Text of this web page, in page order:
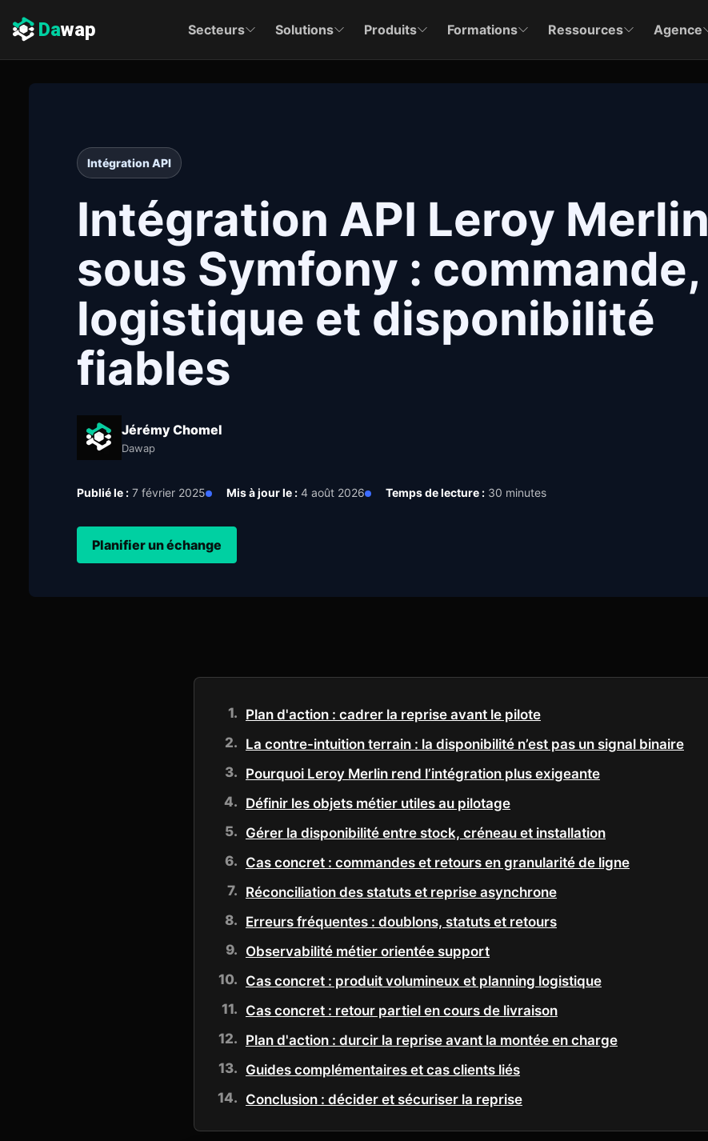
Dawap Secteurs Solutions Produits Formations Ressources Agence
Intégration API
Intégration API Leroy Merlin
sous Symfony : commande,
logistique et disponibilité
fiables
Jérémy Chomel
Dawap
Publié le : 7 février 2025 Mis à jour le : 4 août 2026 Temps de lecture : 30 minutes
Planifier un échange
Plan d'action : cadrer la reprise avant le pilote
La contre-intuition terrain : la disponibilité n’est pas un signal binaire
Pourquoi Leroy Merlin rend l’intégration plus exigeante
Définir les objets métier utiles au pilotage
Gérer la disponibilité entre stock, créneau et installation
Cas concret : commandes et retours en granularité de ligne
Réconciliation des statuts et reprise asynchrone
Erreurs fréquentes : doublons, statuts et retours
Observabilité métier orientée support
Cas concret : produit volumineux et planning logistique
Cas concret : retour partiel en cours de livraison
Plan d'action : durcir la reprise avant la montée en charge
Guides complémentaires et cas clients liés
Conclusion : décider et sécuriser la reprise